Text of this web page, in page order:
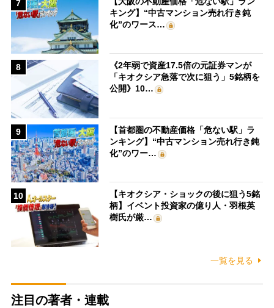
7
キング】“中古マンション売れ行き鈍
化”のワース…
8
《2年弱で資産17.5倍の元証券マンが
「キオクシア急落で次に狙う」5銘柄を
公開》10…
9
【首都圏の不動産価格「危ない駅」ラ
ンキング】“中古マンション売れ行き鈍
化”のワー…
10
【キオクシア・ショックの後に狙う5銘
柄】イベント投資家の億り人・羽根英
樹氏が厳…
一覧を見る
注目の著者・連載